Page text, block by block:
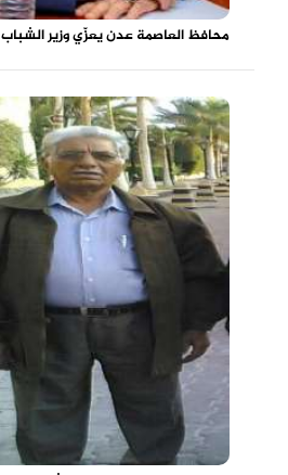
محافظ العاصمة عدن يعزّي وزير الشباب